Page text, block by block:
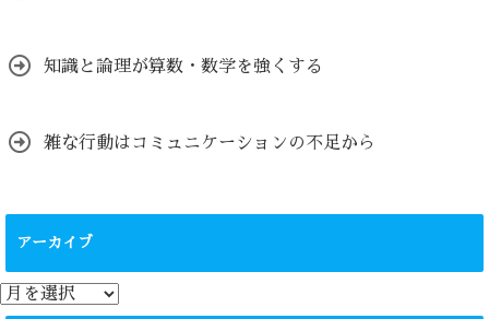
知識と論理が算数・数学を強くする
雑な行動はコミュニケーションの不足から
アーカイブ
ア
ー